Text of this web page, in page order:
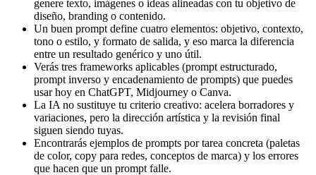
genere texto, imágenes o ideas alineadas con tu objetivo de
diseño, branding o contenido.
Un buen prompt define cuatro elementos: objetivo, contexto,
tono o estilo, y formato de salida, y eso marca la diferencia
entre un resultado genérico y uno útil.
Verás tres frameworks aplicables (prompt estructurado,
prompt inverso y encadenamiento de prompts) que puedes
usar hoy en ChatGPT, Midjourney o Canva.
La IA no sustituye tu criterio creativo: acelera borradores y
variaciones, pero la dirección artística y la revisión final
siguen siendo tuyas.
Encontrarás ejemplos de prompts por tarea concreta (paletas
de color, copy para redes, conceptos de marca) y los errores
que hacen que un prompt falle.